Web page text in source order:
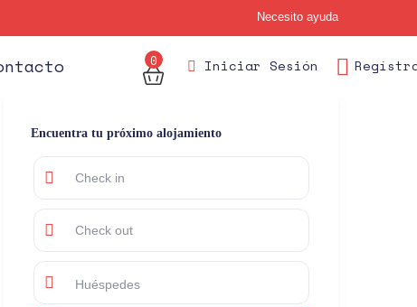
Necesito ayuda
0 Iniciar Sesión
Encuentra tu próximo alojamiento
Huéspedes